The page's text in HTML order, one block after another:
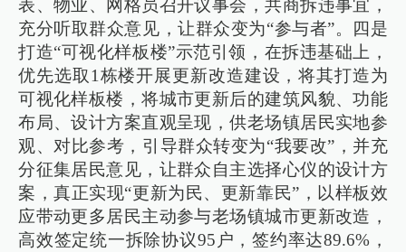
表、物业、网格员召开议事会，共商拆违事宜，
充分听取群众意见，让群众变为“参与者”。四是
打造“可视化样板楼”示范引领，在拆违基础上，
优先选取1栋楼开展更新改造建设，将其打造为
可视化样板楼，将城市更新后的建筑风貌、功能
布局、设计方案直观呈现，供老场镇居民实地参
观、对比参考，引导群众转变为“我要改”，并充
分征集居民意见，让群众自主选择心仪的设计方
案，真正实现“更新为民、更新靠民”，以样板效
应带动更多居民主动参与老场镇城市更新改造，
高效签定统一拆除协议95户，签约率达89.6%，